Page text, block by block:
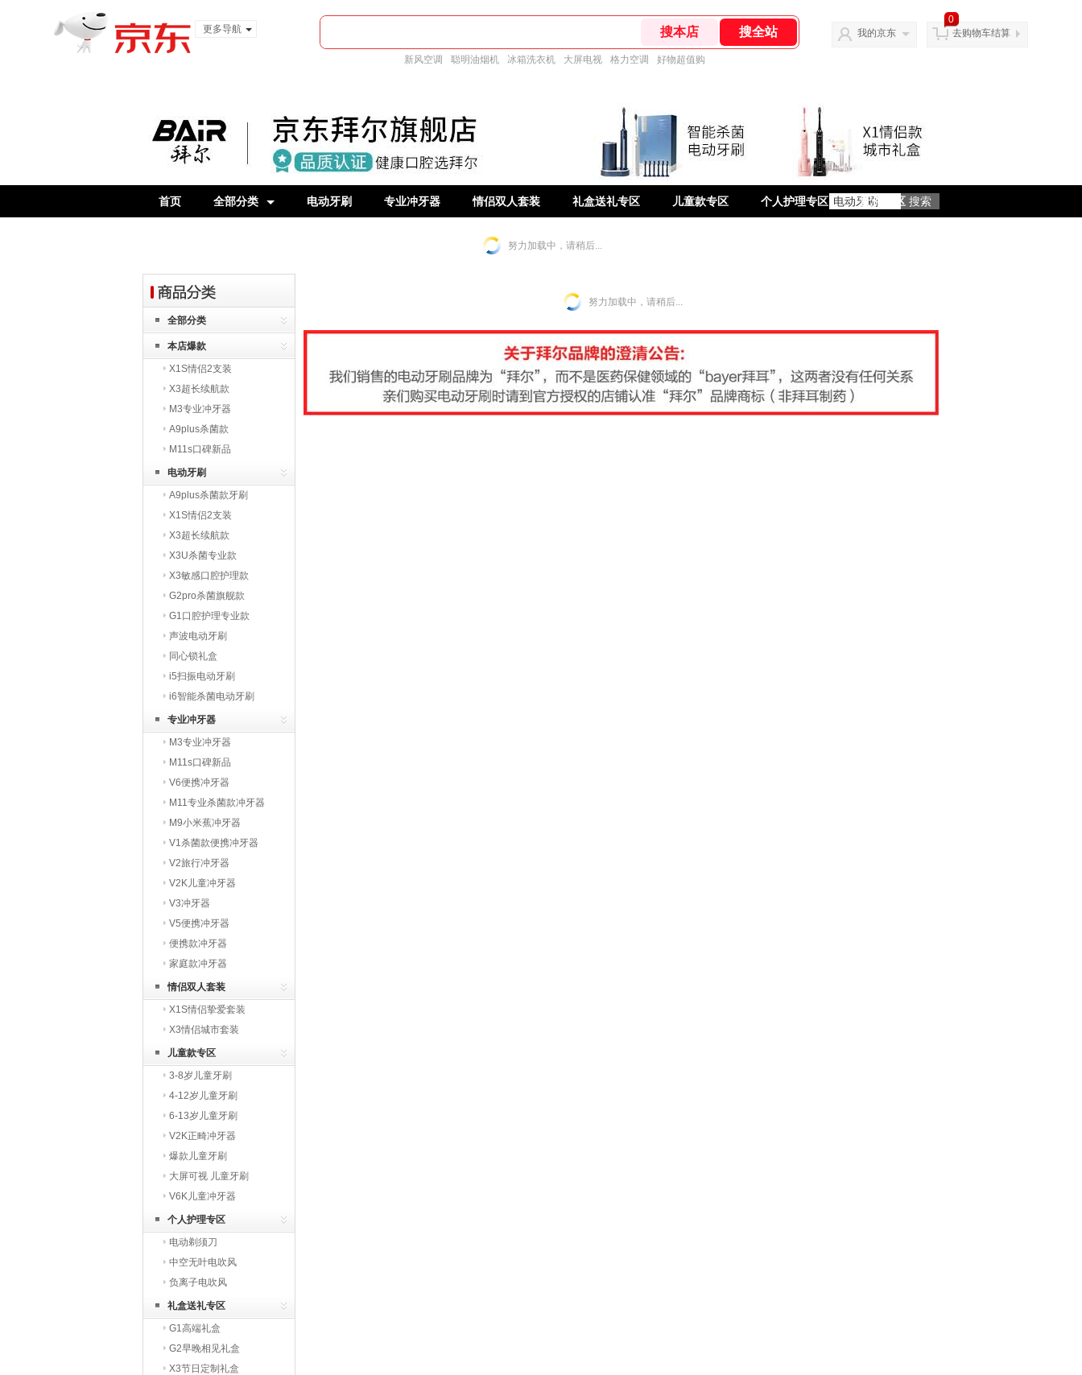
更多导航
新风空调 聪明油烟机 冰箱洗衣机 大屏电视 格力空调 好物超值购
我的京东
0
去购物车结算
首页 全部分类 电动牙刷 专业冲牙器 情侣双人套装 礼盒送礼专区 儿童款专区 个人护理专区 配件专区
努力加载中，请稍后...
全部分类
本店爆款
X1S情侣2支装
X3超长续航款
M3专业冲牙器
A9plus杀菌款
M11s口碑新品
电动牙刷
A9plus杀菌款牙刷
X1S情侣2支装
X3超长续航款
X3U杀菌专业款
X3敏感口腔护理款
G2pro杀菌旗舰款
G1口腔护理专业款
声波电动牙刷
同心锁礼盒
i5扫振电动牙刷
i6智能杀菌电动牙刷
专业冲牙器
M3专业冲牙器
M11s口碑新品
V6便携冲牙器
M11专业杀菌款冲牙器
M9小米蕉冲牙器
V1杀菌款便携冲牙器
V2旅行冲牙器
V2K儿童冲牙器
V3冲牙器
V5便携冲牙器
便携款冲牙器
家庭款冲牙器
情侣双人套装
X1S情侣挚爱套装
X3情侣城市套装
儿童款专区
3-8岁儿童牙刷
4-12岁儿童牙刷
6-13岁儿童牙刷
V2K正畸冲牙器
爆款儿童牙刷
大屏可视 儿童牙刷
V6K儿童冲牙器
个人护理专区
电动剃须刀
中空无叶电吹风
负离子电吹风
礼盒送礼专区
G1高端礼盒
G2早晚相见礼盒
X3节日定制礼盒
努力加载中，请稍后...